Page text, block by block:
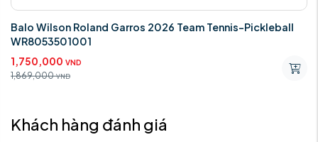
Balo Wilson Roland Garros 2026 Team Tennis-Pickleball
WR8053501001
1,750,000 VND
1,869,000 VND
Khách hàng đánh giá